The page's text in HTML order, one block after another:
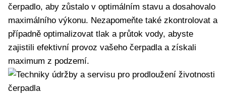
čerpadlo, aby zůstalo v optimálním stavu a dosahovalo
maximálního výkonu. Nezapomeňte také zkontrolovat a
případně optimalizovat tlak a průtok vody, abyste
zajistili efektivní provoz vašeho čerpadla a získali
maximum z podzemí.